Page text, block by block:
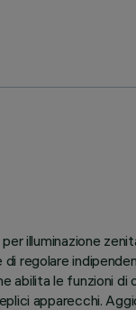
illuminazione
abilita le funzioni
apparecchi.